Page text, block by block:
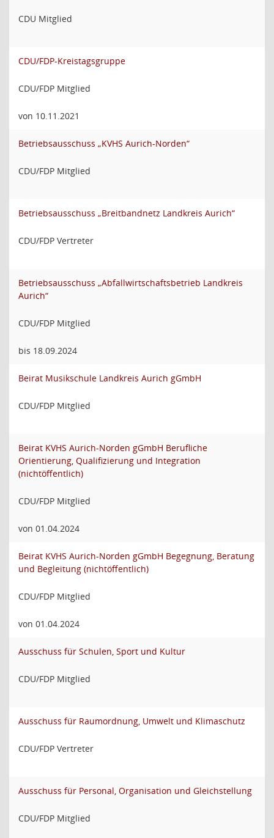
CDU Mitglied
CDU/FDP-Kreistagsgruppe
CDU/FDP Mitglied
von 10.11.2021
Betriebsausschuss „KVHS Aurich-Norden“
CDU/FDP Mitglied
Betriebsausschuss „Breitbandnetz Landkreis Aurich“
CDU/FDP Vertreter
Betriebsausschuss „Abfallwirtschaftsbetrieb Landkreis
Aurich“
CDU/FDP Mitglied
bis 18.09.2024
Beirat Musikschule Landkreis Aurich gGmbH
CDU/FDP Mitglied
Beirat KVHS Aurich-Norden gGmbH Berufliche
Orientierung, Qualifizierung und Integration
(nichtöffentlich)
CDU/FDP Mitglied
von 01.04.2024
Beirat KVHS Aurich-Norden gGmbH Begegnung, Beratung
und Begleitung (nichtöffentlich)
CDU/FDP Mitglied
von 01.04.2024
Ausschuss für Schulen, Sport und Kultur
CDU/FDP Mitglied
Ausschuss für Raumordnung, Umwelt und Klimaschutz
CDU/FDP Vertreter
Ausschuss für Personal, Organisation und Gleichstellung
CDU/FDP Mitglied